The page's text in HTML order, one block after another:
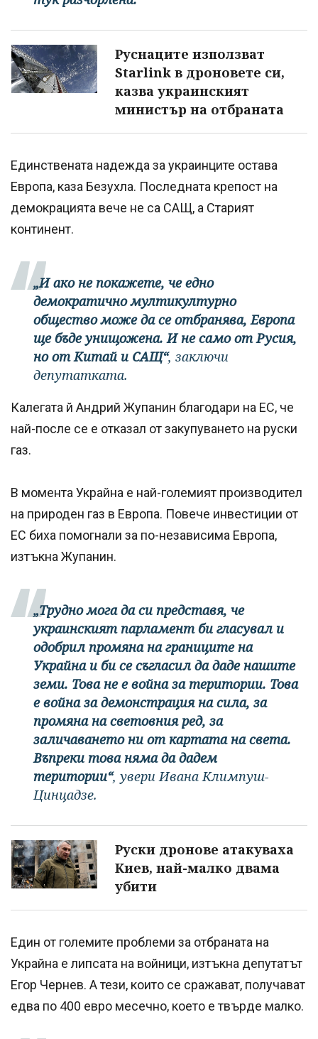
Руснаците използват
Starlink в дроновете си,
казва украинският
министър на отбраната
Единствената надежда за украинците остава
Европа, каза Безухла. Последната крепост на
демокрацията вече не са САЩ, а Старият
континент.
„И ако не покажете, че едно
демократично мултикултурно
общество може да се отбранява, Европа
ще бъде унищожена. И не само от Русия,
но от Китай и САЩ“, заключи
депутатката.
Калегата й Андрий Жупанин благодари на ЕС, че
най-после се е отказал от закупуването на руски
газ.
В момента Украйна е най-големият производител
на природен газ в Европа. Повече инвестиции от
ЕС биха помогнали за по-независима Европа,
изтъкна Жупанин.
„Трудно мога да си представя, че
украинският парламент би гласувал и
одобрил промяна на границите на
Украйна и би се съгласил да даде нашите
земи. Това не е война за територии. Това
е война за демонстрация на сила, за
промяна на световния ред, за
заличаването ни от картата на света.
Въпреки това няма да дадем
територии“, увери Ивана Климпуш-
Цинцадзе.
Руски дронове атакуваха
Киев, най-малко двама
убити
Един от големите проблеми за отбраната на
Украйна е липсата на войници, изтъкна депутатът
Егор Чернев. А тези, които се сражават, получават
едва по 400 евро месечно, което е твърде малко.